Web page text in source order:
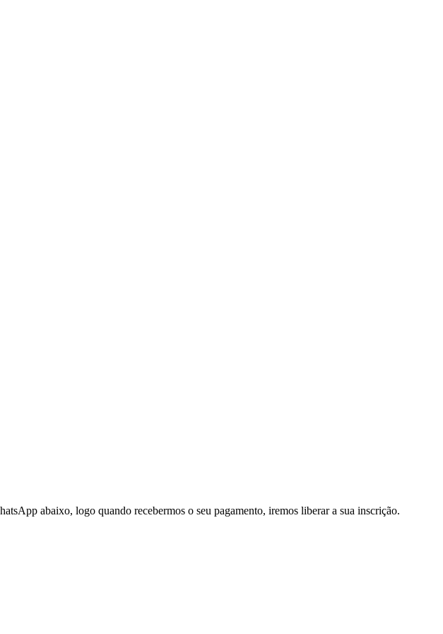
abaixo, logo quando recebermos o seu pagamento, iremos liberar a sua inscrição.